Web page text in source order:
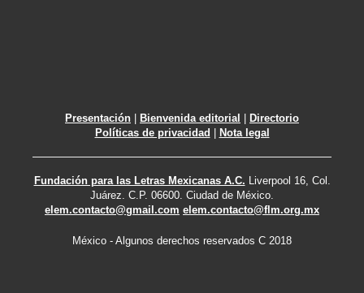
Presentación | Bienvenida editorial | Directorio
Políticas de privacidad | Nota legal
Fundación para las Letras Mexicanas A.C. Liverpool 16, Col.
Juárez. C.P. 06600. Ciudad de México.
elem.contacto@gmail.com elem.contacto@flm.org.mx
México - Algunos derechos reservados C 2018